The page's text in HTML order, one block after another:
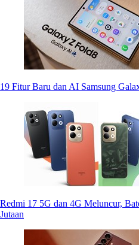
19 Fitur Baru dan AI Samsung
Redmi 17 5G dan 4G Meluncur,
Jutaan